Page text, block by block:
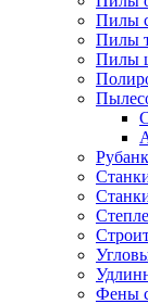
Пилы
Пилы
Пилы
Фены